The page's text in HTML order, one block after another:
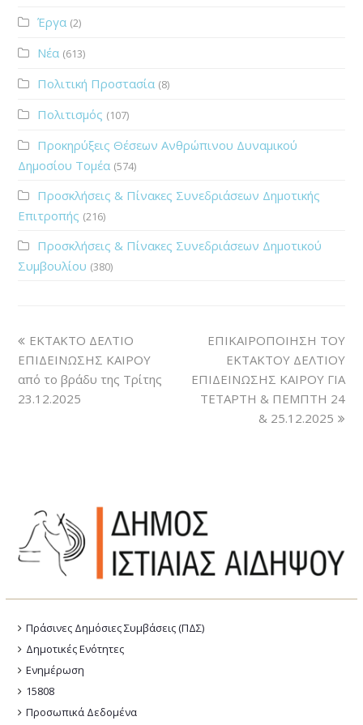
Έργα (2)
Νέα (613)
Πολιτική Προστασία (8)
Πολιτισμός (107)
Προκηρύξεις Θέσεων Ανθρώπινου Δυναμικού
Δημοσίου Τομέα (574)
Προσκλήσεις & Πίνακες Συνεδριάσεων Δημοτικής
Επιτροπής (216)
Προσκλήσεις & Πίνακες Συνεδριάσεων Δημοτικού
Συμβουλίου (380)
ΕΚΤΑΚΤΟ ΔΕΛΤΙΟ
ΕΠΙΔΕΙΝΩΣΗΣ ΚΑΙΡΟΥ
από το βράδυ της Τρίτης
23.12.2025
ΕΠΙΚΑΙΡΟΠΟΙΗΣΗ ΤΟΥ
ΕΚΤΑΚΤΟΥ ΔΕΛΤΙΟΥ
ΕΠΙΔΕΙΝΩΣΗΣ ΚΑΙΡΟΥ ΓΙΑ
ΤΕΤΑΡΤΗ & ΠΕΜΠΤΗ 24
& 25.12.2025
Πράσινες Δημόσιες Συμβάσεις (ΠΔΣ)
Δημοτικές Ενότητες
Ενημέρωση
15808
Προσωπικά Δεδομένα